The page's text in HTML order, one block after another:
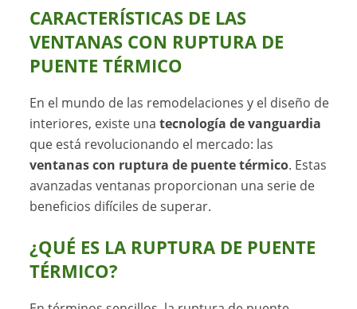
CARACTERÍSTICAS DE LAS
VENTANAS CON RUPTURA DE
PUENTE TÉRMICO
En el mundo de las remodelaciones y el diseño de
interiores, existe unatecnología de vanguardia
que está revolucionando el mercado: las
ventanas con ruptura de puente térmico. Estas
avanzadas ventanas proporcionan una serie de
beneficios difíciles de superar.
¿QUÉ ES LA RUPTURA DE PUENTE
TÉRMICO?